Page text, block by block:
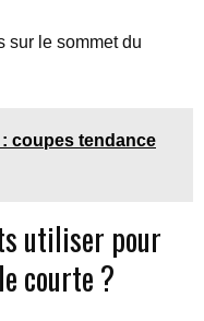
sur le sommet du
coupes tendance
utiliser pour
courte ?